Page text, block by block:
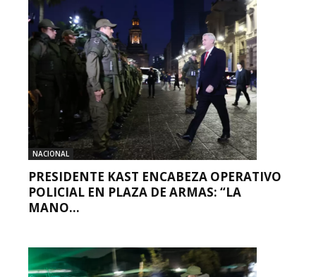
NACIONAL
PRESIDENTE KAST ENCABEZA OPERATIVO
POLICIAL EN PLAZA DE ARMAS: “LA
MANO...